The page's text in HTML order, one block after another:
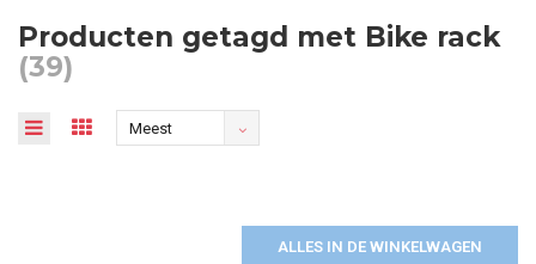
Producten getagd met Bike rack
(39)
Meest
ALLES IN DE WINKELWAGEN